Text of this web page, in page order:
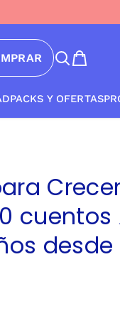
PACKS Y OFERTAS